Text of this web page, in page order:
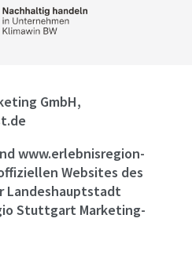
GmbH,
www.erlebnisregion-
Websites des
Landeshauptstadt
Stuttgart Marketing-